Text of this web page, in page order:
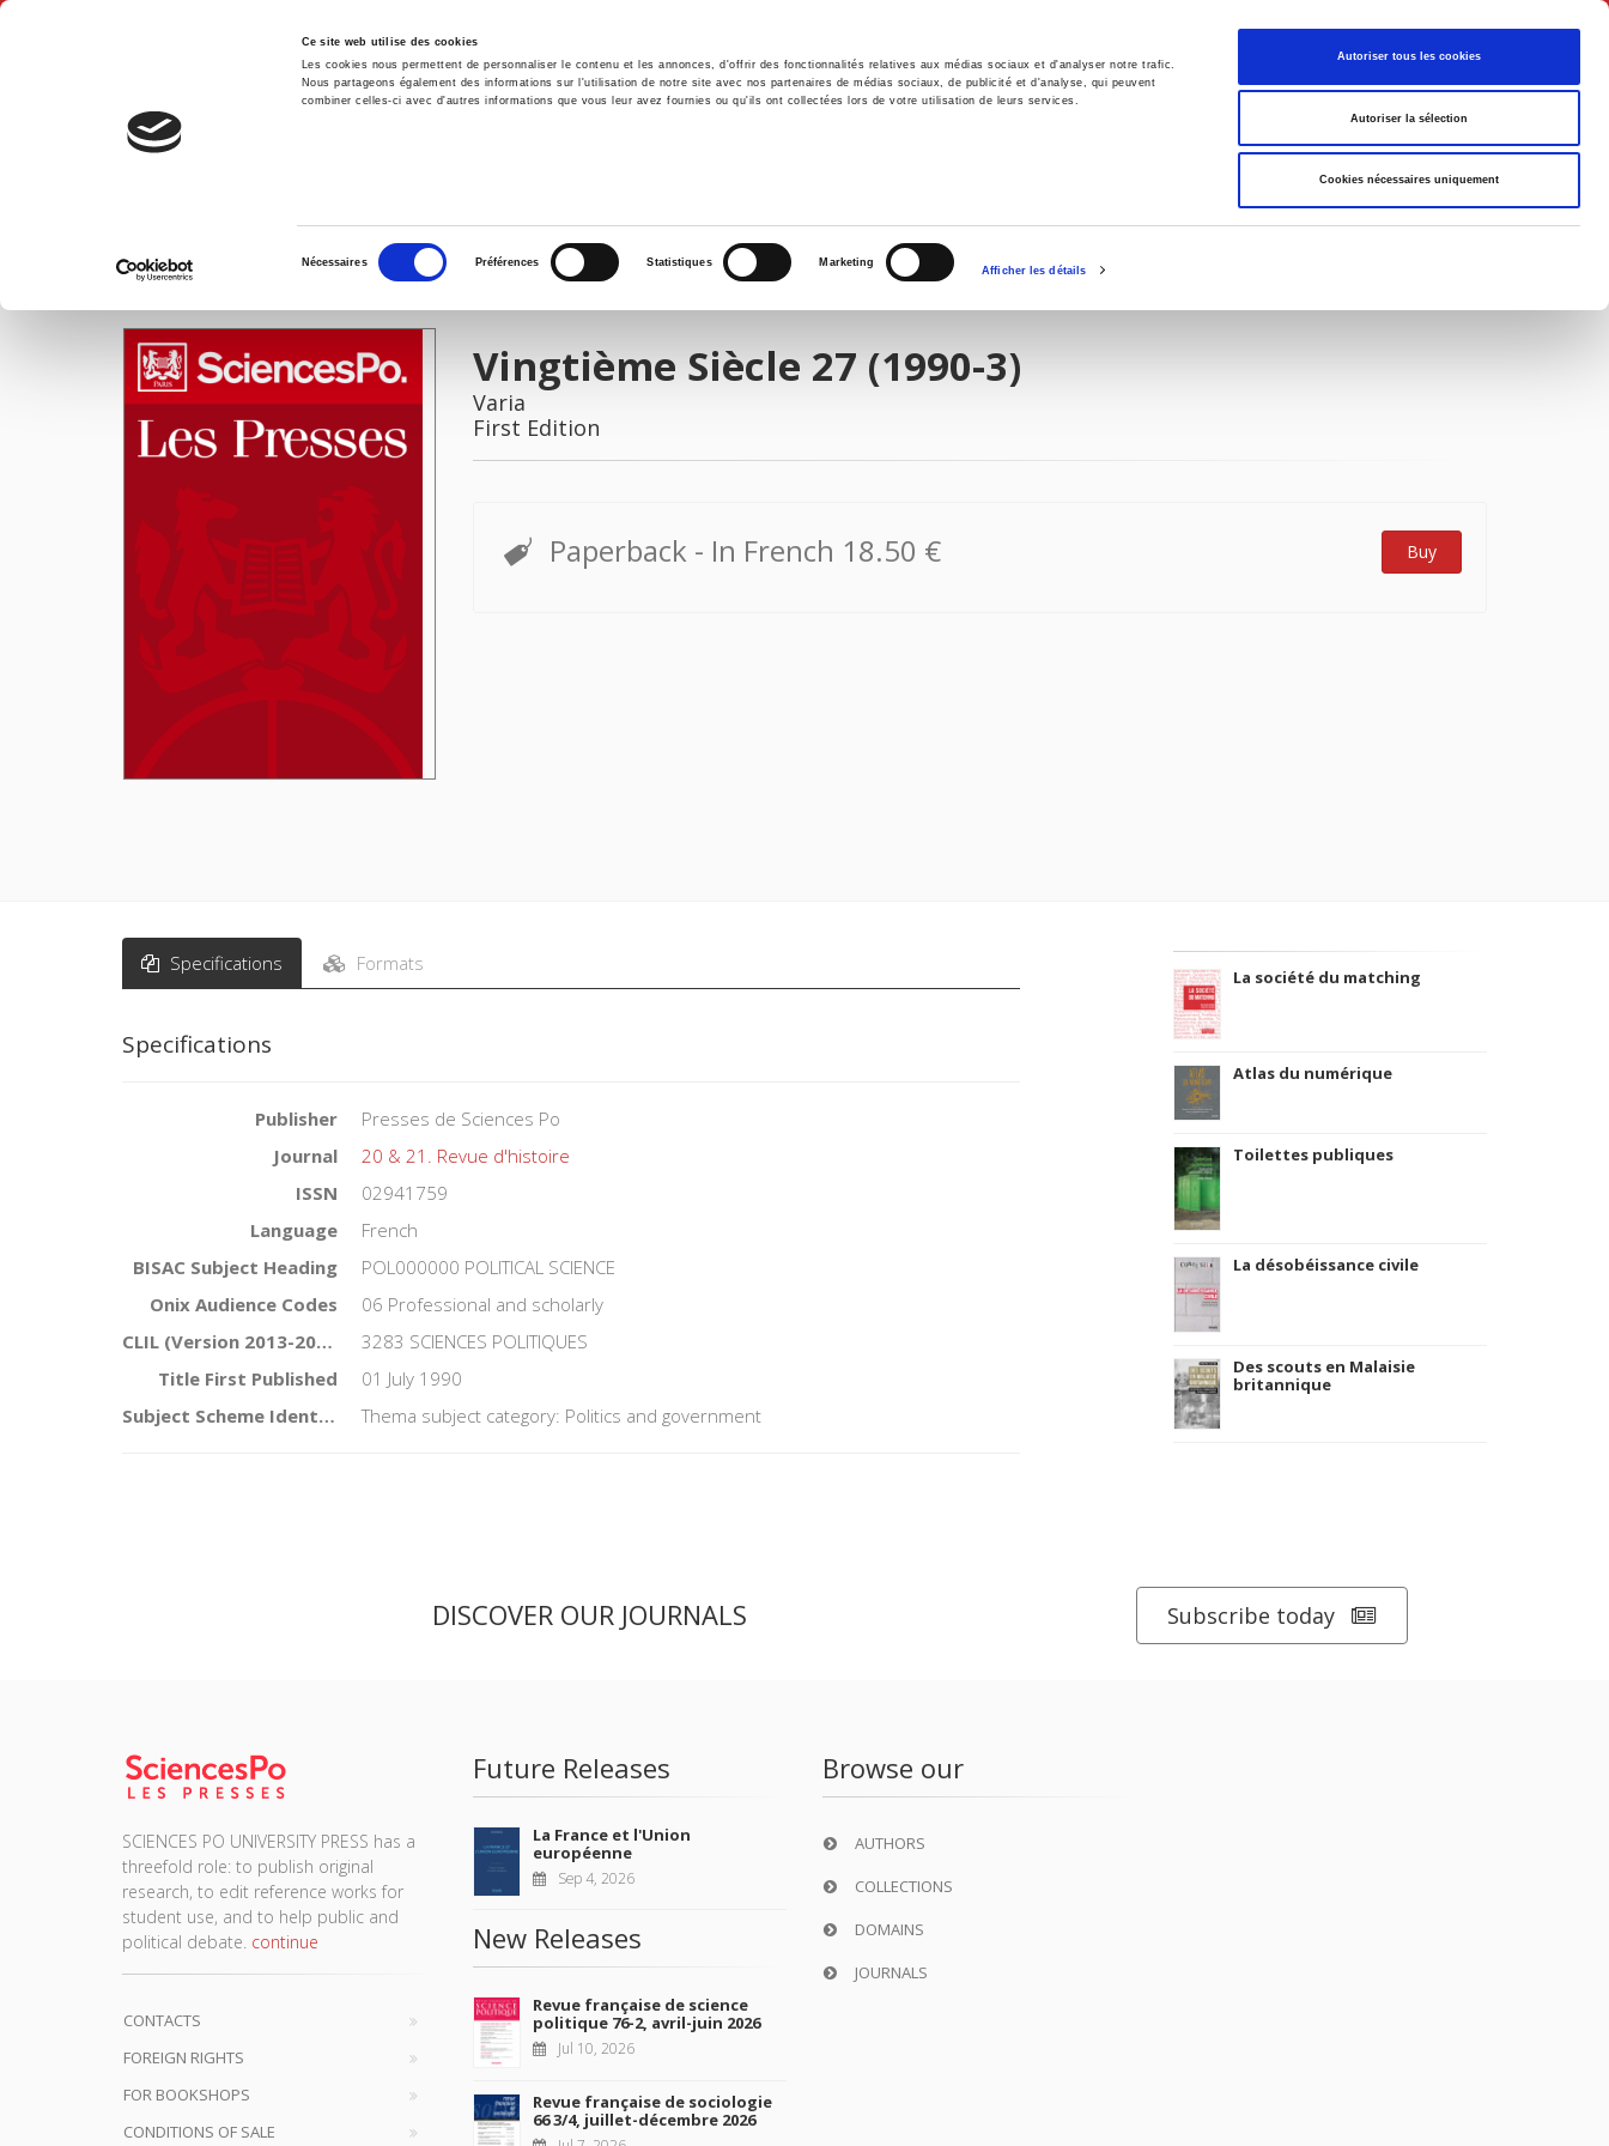
Ce site web utilise des cookies
Les cookies nous permettent de personnaliser le contenu et les annonces, d'offrir des fonctionnalités relatives aux médias sociaux et d'analyser notre trafic.
Nous partageons également des informations sur l'utilisation de notre site avec nos partenaires de médias sociaux, de publicité et d'analyse, qui peuvent
combiner celles-ci avec d'autres informations que vous leur avez fournies ou qu'ils ont collectées lors de votre utilisation de leurs services.
consentement
Nécessaires Préférences Statistiques Marketing
Afficher les détails
Autoriser tous les cookies
Autoriser la sélection
Cookies nécessaires uniquement
English
Home Environment History International Politics
IMAGES
Vingtième Siècle 27 (1990-3)
Varia
First Edition
Paperback - In French 18.50 € Buy
Specifications Formats
Specifications
Publisher
Presses de Sciences Po
Journal
20 & 21. Revue d'histoire
ISSN
02941759
Language
French
BISAC Subject Heading
POL000000 POLITICAL SCIENCE
Onix Audience Codes
06 Professional and scholarly
CLIL (Version 2013-2019)
3283 SCIENCES POLITIQUES
Title First Published
01 July 1990
Subject Scheme Identifier Code
Thema subject category: Politics and government
La société du matching
Atlas du numérique
Toilettes publiques
La désobéissance civile
Des scouts en Malaisie
britannique
DISCOVER OUR JOURNALS Subscribe today
SCIENCES PO UNIVERSITY PRESS has a
threefold role: to publish original
research, to edit reference works for
student use, and to help public and
political debate. continue
CONTACTS
FOREIGN RIGHTS
FOR BOOKSHOPS
CONDITIONS OF SALE
Future Releases
La France et l'Union
européenne
Sep 4, 2026
New Releases
Revue française de science
politique 76-2, avril-juin 2026
Jul 10, 2026
Revue française de sociologie
66 3/4, juillet-décembre 2026
Browse our
AUTHORS
COLLECTIONS
DOMAINS
JOURNALS